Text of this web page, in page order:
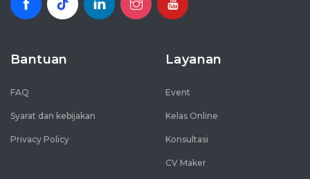
Bantuan
FAQ
Syarat dan kebijakan
Privacy Policy
Layanan
Event
Kelas Online
Konsultasi
CV Maker